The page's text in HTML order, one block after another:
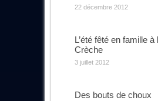
22 décembre 2012
L’été fêté en famille à
Crèche
3 juillet 2012
Des bouts de choux